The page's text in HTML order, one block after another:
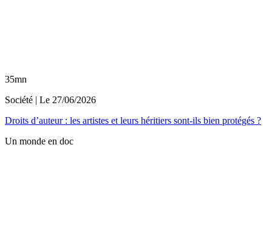
35mn
Société | Le 27/06/2026
Droits d’auteur : les artistes et leurs héritiers sont-ils bien protégés ?
Un monde en doc